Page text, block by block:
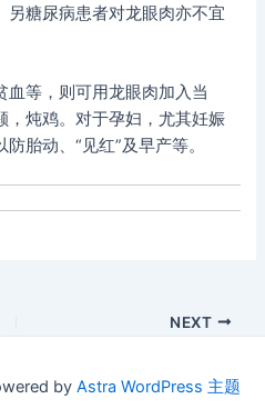
另糖尿病患者对龙眼肉亦不宜
血等，则可用龙眼肉加入当
，炖鸡。对于孕妇，尤其妊娠
胎动、“见红”及早产等。
NEXT
by Astra WordPress 主题